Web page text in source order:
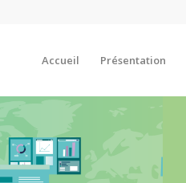
Accueil Présentation